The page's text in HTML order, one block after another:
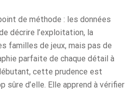
de méthode : les données
décrire l’exploitation, la
familles de jeux, mais pas de
parfaite de chaque détail à
cette prudence est
sûre d’elle. Elle apprend à vérifier